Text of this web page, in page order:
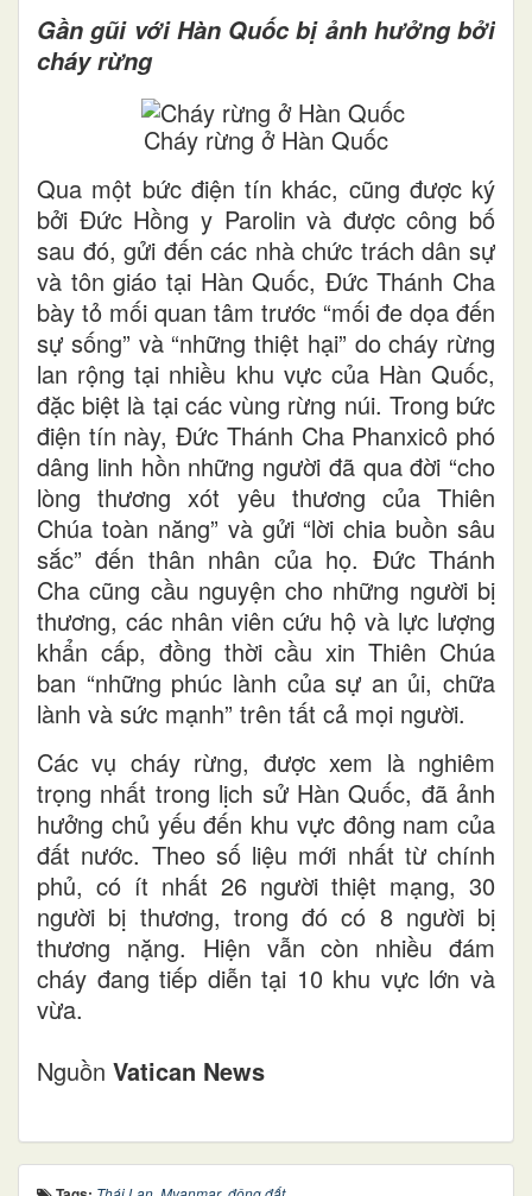
Gần gũi với Hàn Quốc bị ảnh hưởng bởi
cháy rừng
Cháy rừng ở Hàn Quốc
Qua một bức điện tín khác, cũng được ký
bởi Đức Hồng y Parolin và được công bố
sau đó, gửi đến các nhà chức trách dân sự
và tôn giáo tại Hàn Quốc, Đức Thánh Cha
bày tỏ mối quan tâm trước “mối đe dọa đến
sự sống” và “những thiệt hại” do cháy rừng
lan rộng tại nhiều khu vực của Hàn Quốc,
đặc biệt là tại các vùng rừng núi. Trong bức
điện tín này, Đức Thánh Cha Phanxicô phó
dâng linh hồn những người đã qua đời “cho
lòng thương xót yêu thương của Thiên
Chúa toàn năng” và gửi “lời chia buồn sâu
sắc” đến thân nhân của họ. Đức Thánh
Cha cũng cầu nguyện cho những người bị
thương, các nhân viên cứu hộ và lực lượng
khẩn cấp, đồng thời cầu xin Thiên Chúa
ban “những phúc lành của sự an ủi, chữa
lành và sức mạnh” trên tất cả mọi người.
Các vụ cháy rừng, được xem là nghiêm
trọng nhất trong lịch sử Hàn Quốc, đã ảnh
hưởng chủ yếu đến khu vực đông nam của
đất nước. Theo số liệu mới nhất từ chính
phủ, có ít nhất 26 người thiệt mạng, 30
người bị thương, trong đó có 8 người bị
thương nặng. Hiện vẫn còn nhiều đám
cháy đang tiếp diễn tại 10 khu vực lớn và
vừa.
Nguồn Vatican News